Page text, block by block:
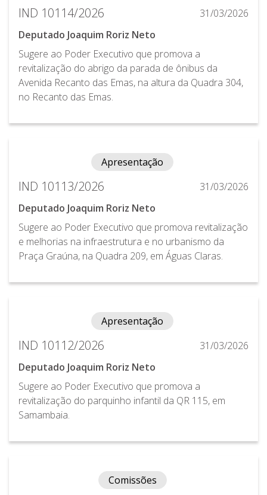
IND 10114/2026
31/03/2026
Deputado Joaquim Roriz Neto
Sugere ao Poder Executivo que promova a
revitalização do abrigo da parada de ônibus da
Avenida Recanto das Emas, na altura da Quadra 304,
no Recanto das Emas.
Apresentação
IND 10113/2026
31/03/2026
Deputado Joaquim Roriz Neto
Sugere ao Poder Executivo que promova revitalização
e melhorias na infraestrutura e no urbanismo da
Praça Graúna, na Quadra 209, em Águas Claras.
Apresentação
IND 10112/2026
31/03/2026
Deputado Joaquim Roriz Neto
Sugere ao Poder Executivo que promova a
revitalização do parquinho infantil da QR 115, em
Samambaia.
Comissões